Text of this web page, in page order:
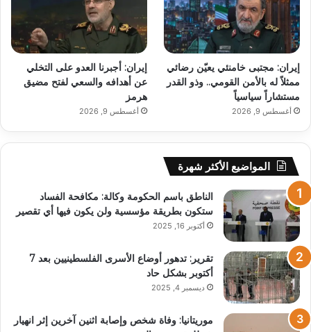
إيران: مجتبى خامنئي يعيّن رضائي
ممثلاً له بالأمن القومي.. وذو القدر
مستشاراً سياسياً
أغسطس 9, 2026
إيران: أجبرنا العدو على التخلي
عن أهدافه والسعي لفتح مضيق
هرمز
أغسطس 9, 2026
المواضيع الأكثر شهرة
الناطق باسم الحكومة وكالة: مكافحة الفساد
ستكون بطريقة مؤسسية ولن يكون فيها أي تقصير
أكتوبر 16, 2025
تقرير: تدهور أوضاع الأسرى الفلسطينيين بعد 7
أكتوبر بشكل حاد
ديسمبر 4, 2025
موريتانيا: وفاة شخص وإصابة اثنين آخرين إثر انهيار